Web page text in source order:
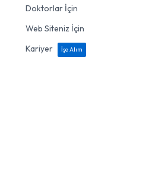
Doktorlar İçin
Web Siteniz İçin
Kariyer
İşe Alım